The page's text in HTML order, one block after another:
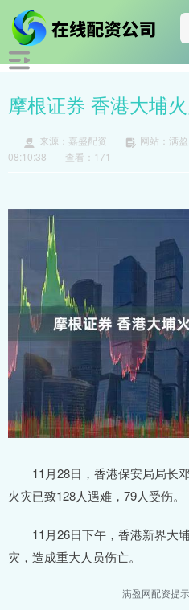
摩根证券 香港大埔
来源：嘉盛配资 网站：满
08:10:38
查看：171
11月28日，香港保安局局长
火灾已致128人遇难，79人受伤。
11月26日下午，香港新界大
灾，造成重大人员伤亡。
满盈网配资提